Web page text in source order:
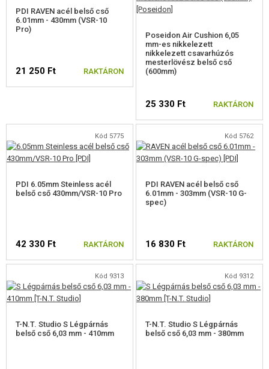
AZ SILVERBACK SRS
AZ SILVERBACK TAC-41
A SW SV-98-HEZ
PUSKACSŐ
CSŐ A VSR GUMILÖVEDÉKEKHEZ
VSR 200-399MM
VSR 400-499MM
PDI RAVEN acél belső cső
6.01mm - 430mm (VSR-10
Pro)
21 250 Ft RAKTÁRON
Poseidon Air Cushion 6,05
mm-es nikkelezett
nikkelezett csavarhúzós
mesterlövész belső cső
(600mm)
25 330 Ft RAKTÁRON
Kód 5775
PDI 6.05mm Steinless acél
belső cső 430mm/VSR-10 Pro
42 330 Ft RAKTÁRON
Kód 5762
PDI RAVEN acél belső cső
6.01mm - 303mm (VSR-10 G-
spec)
16 830 Ft RAKTÁRON
Kód 9313
T-N.T. Studio S Légpárnás
belső cső 6,03 mm - 410mm
Kód 9312
T-N.T. Studio S Légpárnás
belső cső 6,03 mm - 380mm